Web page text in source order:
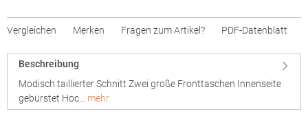
Vergleichen Merken Fragen zum Artikel? PDF-Datenblatt
Beschreibung
Modisch taillierter Schnitt Zwei große Fronttaschen Innenseite
gebürstet Hoc… mehr